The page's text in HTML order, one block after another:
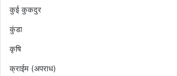
कुई कुकदुर
कुंडा
कृषि
क्राईम (अपराध)